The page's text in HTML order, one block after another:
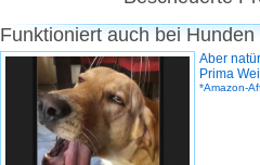
Funktioniert auch bei Hunden
Aber
Prima
*Amazon-